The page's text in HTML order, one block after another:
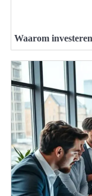
Waarom